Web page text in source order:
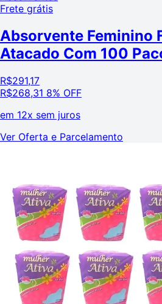
Frete grátis
Absorvente Feminino
Atacado Com 100
R$291,17
R$268,31 8% OFF
em 12x sem juros
Ver Oferta e Parcelamento